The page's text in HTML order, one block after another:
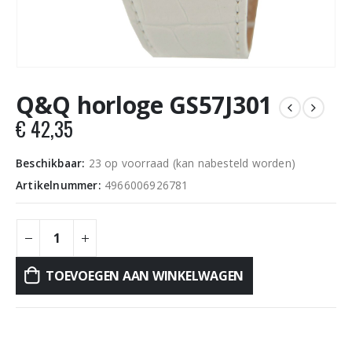
Q&Q horloge GS57J301
€ 42,35
Beschikbaar: 23 op voorraad (kan nabesteld worden)
Artikelnummer: 4966006926781
TOEVOEGEN AAN WINKELWAGEN